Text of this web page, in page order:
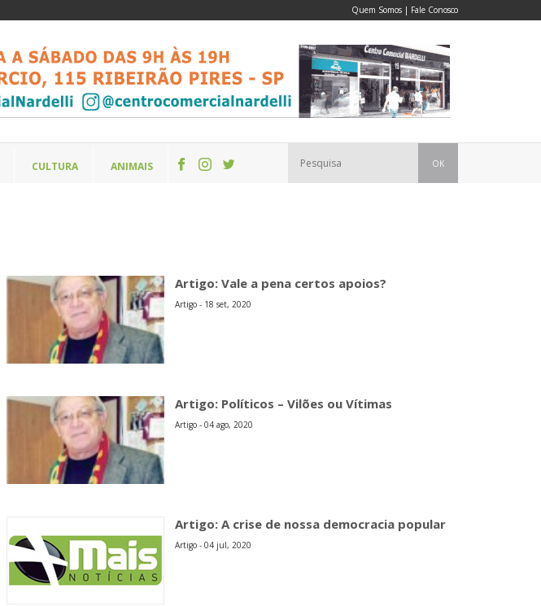
Quem Somos | Fale Conosco
CULTURA ANIMAIS OK
Artigo: Vale a pena certos apoios?
Artigo - 18 set, 2020
Artigo: Políticos – Vilões ou Vítimas
Artigo - 04 ago, 2020
Artigo: A crise de nossa democracia popular
Artigo - 04 jul, 2020